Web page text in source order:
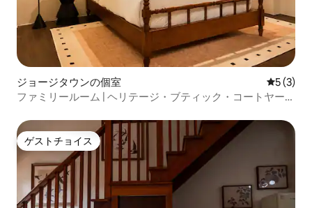
ジョージタウンの個室 レビュー
5 (3)
ファミリールーム | ヘリテージ・ブティック・コートヤー
ゲストチョイス
ゲストチョイス